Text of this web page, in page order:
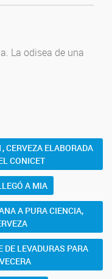
La odisea de una
CERVEZA ELABORADA
CONICET
A MIA
A PURA CIENCIA,
LEVADURAS PARA